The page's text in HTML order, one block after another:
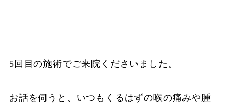
5回目の施術でご来院くださいました。
お話を伺うと、いつもくるはずの喉の痛みや腫